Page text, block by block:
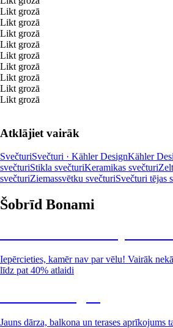
Likt grozā
Likt grozā
Likt grozā
Likt grozā
Likt grozā
Likt grozā
Likt grozā
Likt grozā
Likt grozā
Atklājiet vairāk
SvečturiSvečturi · Kähler DesignKähler
svečturiStikla svečturiKeramikas svečturi
svečturiZiemassvētku svečturiSvečturi tējas
Šobrīd Bonami
Iepērcieties, kamēr nav par vēlu! Vairāk
līdz pat 40% atlaidi
Jauns dārza, balkona un terases aprīkojums